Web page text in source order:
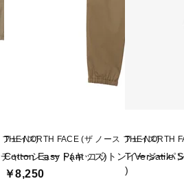
ェイス)
ャーショート(キッズ)
THE NORTH FACE (ザ ノース フェイス)
Cotton Easy Pant コットンイージーパ
￥8,250
THE NORTH
T Versatile
)